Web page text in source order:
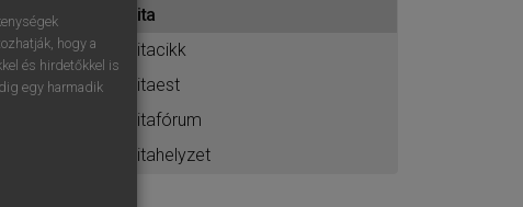
.
vita
vitacikk
vitaest
vitafórum
vitahelyzet
hogy a
és hirdetőkkel is
egy harmadik